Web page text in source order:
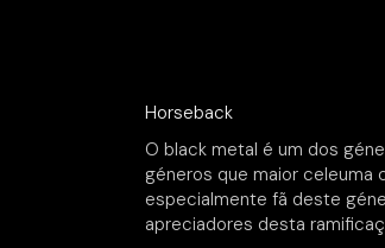
Horseback
O black metal é um dos
géneros que maior celeuma
especialmente fã deste
apreciadores desta